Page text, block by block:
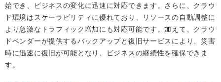
始でき、ビジネスの変化に迅速に対応できます。さらに、クラウ
ド環境はスケーラビリティに優れており、リソースの自動調整に
より急激なトラフィック増加にも対応可能です。加えて、クラウ
ドベンダーが提供するバックアップと復旧サービスにより、災害
時に迅速に復旧が可能となり、ビジネスの継続性を確保できま
す。